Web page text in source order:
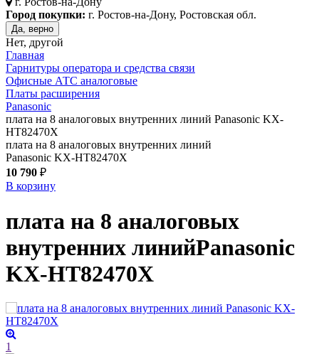
Город покупки: г. Ростов-на-Дону, Ростовская обл.
Да, верно
Нет, другой
Главная
Гарнитуры оператора и средства связи
Офисные АТС аналоговые
Платы расширения
Panasonic
плата на 8 аналоговых внутренних линий Panasonic KX-
HT82470X
плата на 8 аналоговых внутренних линий
Panasonic KX-HT82470X
10 790 ₽
В корзину
плата на 8 аналоговых
внутренних линийPanasonic
KX-HT82470X
1